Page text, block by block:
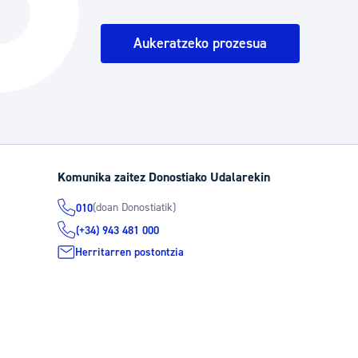
Aukeratzeko prozesua
Komunika zaitez Donostiako Udalarekin
010(doan Donostiatik)
(+34) 943 481 000
Herritarren postontzia